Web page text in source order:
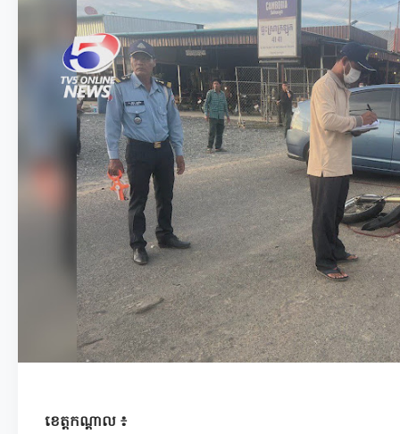
ខេត្តកណ្តាល ៖